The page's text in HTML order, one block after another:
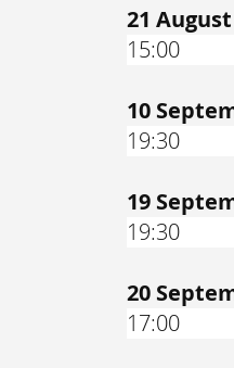
21
15:00
10
19:30
19
19:30
20
17:00